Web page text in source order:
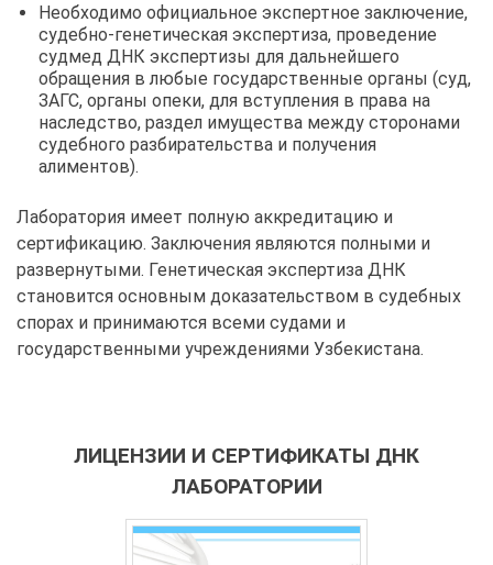
Необходимо официальное экспертное заключение,
судебно-генетическая экспертиза, проведение
судмед ДНК экспертизы для дальнейшего
обращения в любые государственные органы (суд,
ЗАГС, органы опеки, для вступления в права на
наследство, раздел имущества между сторонами
судебного разбирательства и получения
алиментов).
Лаборатория имеет полную аккредитацию и
сертификацию. Заключения являются полными и
развернутыми. Генетическая экспертиза ДНК
становится основным доказательством в судебных
спорах и принимаются всеми судами и
государственными учреждениями Узбекистана.
ЛИЦЕНЗИИ И СЕРТИФИКАТЫ ДНК
ЛАБОРАТОРИИ